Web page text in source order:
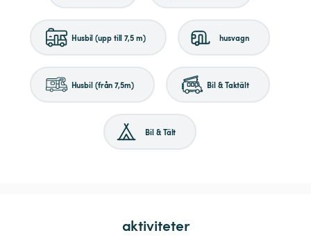
Husbil (upp till 7,5 m) husvagn
Husbil (från 7,5m) Bil & Taktält
Bil & Tält
aktiviteter